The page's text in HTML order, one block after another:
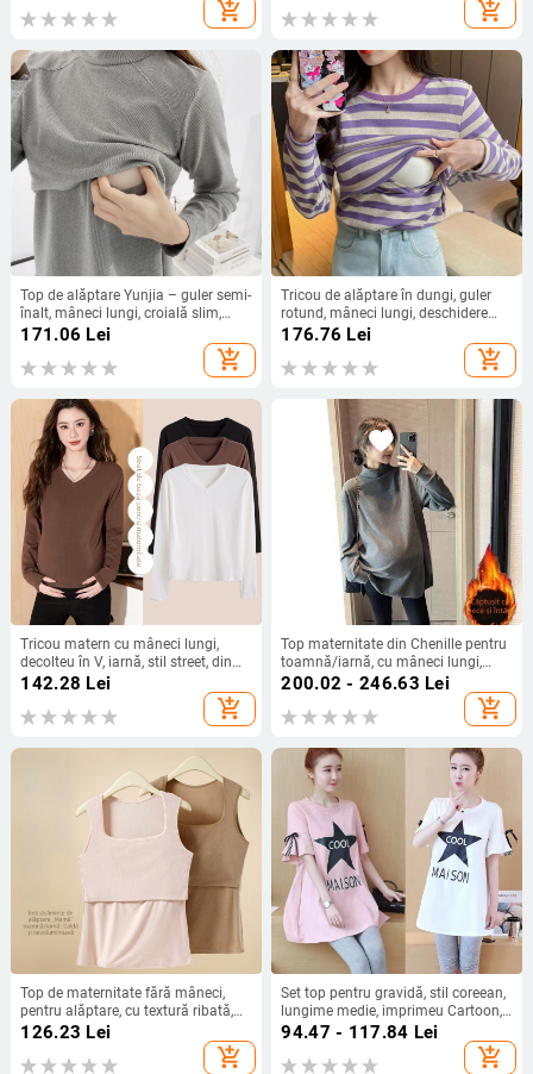
add_shopping_cart add_shopping_cart
Top de alăptare Yunjia – guler semi-
înalt, mâneci lungi, croială slim,
amestec alpaca cu spandex 30–
50%, lungime medie 65–80 cm,
deschidere pentru alăptare
171.06 Lei
add_shopping_cart
Tricou de alăptare în dungi, guler
rotund, mâneci lungi, deschidere
pentru alăptare, 95% bumbac
176.76 Lei
add_shopping_cart
Tricou matern cu mâneci lungi,
decolteu în V, iarnă, stil street, din
acrilic/triaacetat 95%+
142.28 Lei
add_shopping_cart
Top maternitate din Chenille pentru
toamnă/iarnă, cu mâneci lungi,
guler semi-turtleneck, croială lejeră,
200.02 - 246.63 Lei
add_shopping_cart
Top de maternitate fără mâneci,
pentru alăptare, cu textură ribată,
decolteu pătrat, toamnă-iarnă
126.23 Lei
add_shopping_cart
Set top pentru gravidă, stil coreean,
lungime medie, imprimeu Cartoon,
guler rotund, mâneca scurtă,
material Milk Silk cu 50% bumbac,
30–50% poliester, imprimare
94.47 - 117.84 Lei
add_shopping_cart